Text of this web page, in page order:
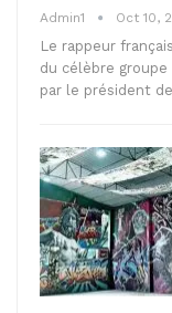
Admin1 Oct 10,
Le rappeur
du célèbre
par le président